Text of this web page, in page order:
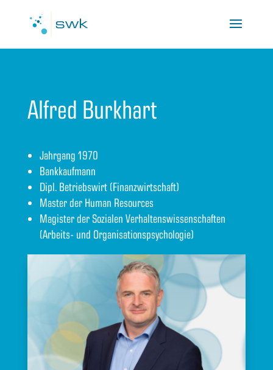
Alfred Burkhart
Jahrgang 1970
Bankkaufmann
Dipl. Betriebswirt (Finanzwirtschaft)
Master der Human Resources
Magister der Sozialen Verhaltenswissenschaften
(Arbeits- und Organisationspsychologie)